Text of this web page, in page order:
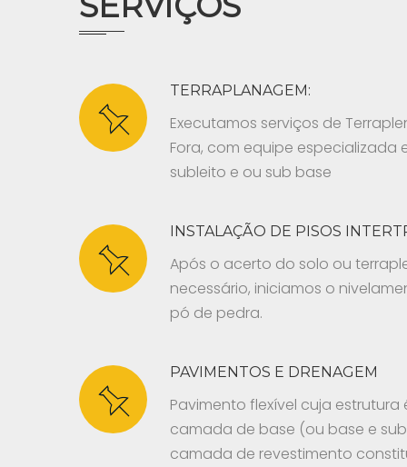
TERRAPLANAGEM:
Executamos serviços de
Fora, com equipe
subleito e ou sub base
INSTALAÇÃO DE PISOS
Após o acerto do solo ou
necessário, iniciamos o
pó de pedra.
PAVIMENTOS E DRENAGEM
Pavimento flexível cuja
camada de base (ou base e
camada de revestimento